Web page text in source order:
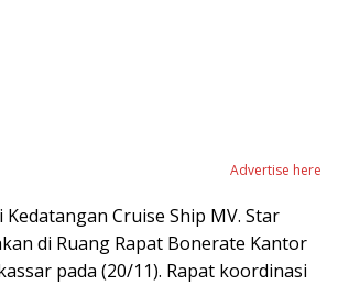
Advertise here
Cruise Ship MV. Star
di Ruang Rapat Bonerate Kantor
pada (20/11). Rapat koordinasi